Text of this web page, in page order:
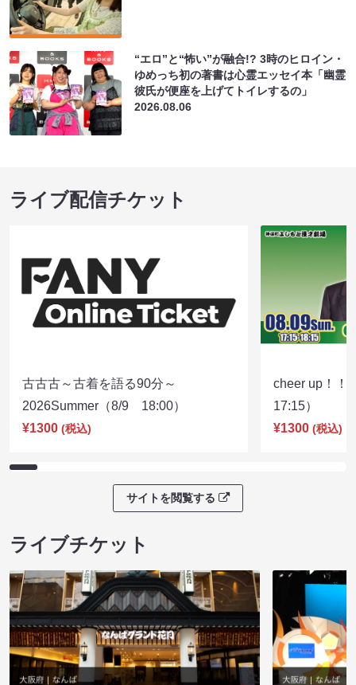
“エロ”と“怖い”が融合!? 3時のヒロイン・
ゆめっち初の著書は心霊エッセイ本「幽霊
彼氏が便座を上げてトイレするの」
2026.08.06
ライブ配信チケット
古古古～古着を語る90分～
2026Summer（8/9 18:00）
¥1300 (税込)
cheer up！
17:15）
¥1300 (税込)
サイトを閲覧する
ライブチケット